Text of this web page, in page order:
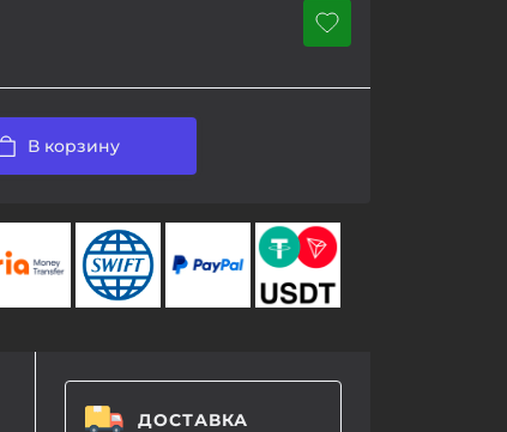
В корзину
ДОСТАВКА